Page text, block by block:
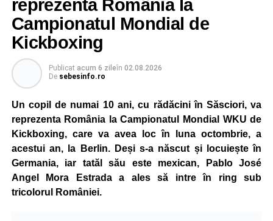
reprezenta România la
Campionatul Mondial de
Kickboxing
Publicat acum 6 zileîn 02.08.2026
De sebesinfo.ro
Un copil de numai 10 ani, cu rădăcini în Săsciori, va
reprezenta România la Campionatul Mondial WKU de
Kickboxing, care va avea loc în luna octombrie, a
acestui an, la Berlin. Deși s-a născut și locuiește în
Germania, iar tatăl său este mexican, Pablo José
Angel Mora Estrada a ales să intre în ring sub
tricolorul României.